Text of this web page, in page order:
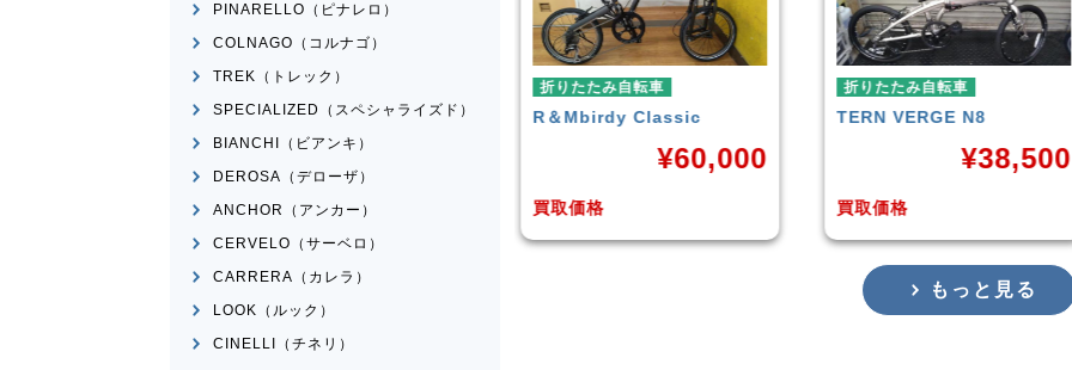
折りたたみ自転車
R＆Mbirdy Classic
買取価格
¥
折りたたみ自転車
TERNVERGE N8
買取価格
¥38,500
折りたたみ自転車
RENAULTLIGHT-8 AL-
買取価格
¥
もっと見る
PINARELLO（ピナレロ）
COLNAGO（コルナゴ）
TREK（トレック）
SPECIALIZED（スペシャライズド）
BIANCHI（ビアンキ）
DEROSA（デローザ）
ANCHOR（アンカー）
CERVELO（サーベロ）
CARRERA（カレラ）
LOOK（ルック）
CINELLI（チネリ）